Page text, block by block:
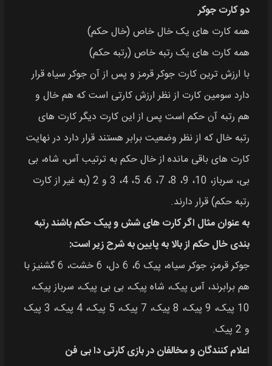
دو کارت جوکر
همه کارت‌ های یک خال خاص (خال حکم)
همه کارت‌ های یک رتبه خاص (رتبه حکم)
با ارزش‌ ترین کارت جوکر قرمز و پس از آن جوکر سیاه قرار
دارد سومین کارت از نظر ارزش کارتی است که هم خال و
هم رتبه آن حکم است پس از این کارت دیگر کارت‌ های
رتبه خال که از نظر وضعیت برابر هستند قرار دارد در نهایت
کارت‌ های باقی‌ مانده از خال حکم به ترتیب آس، شاه، بی
بی، سرباز، 10، 9، 8، 7، 6، 5، 4، 3 و 2 (به غیر از کارت
رتبه حکم) قرار دارند.
به عنوان مثال اگر کارت‌ های شش و پیک حکم باشند رتبه‌
بندی خال حکم از بالا به پایین به شرح زیر است:
جوکر قرمز، جوکر سیاه، پیک 6، 6 دل، 6 خشت، 6 گشنیز با
هم برابرند، آس پیک، شاه پیک، بی بی پیک، سرباز پیک،
10 پیک، 9 پیک، 8 پیک، 7 پیک، 5 پیک، 4 پیک، 3 پیک
و 2 پیک.
اعلام‌ کنندگان و مخالفان در بازی کارتی دا بی فن